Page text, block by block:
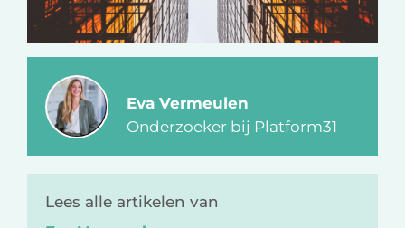
Eva Vermeulen
Onderzoeker bij Platform31
Lees alle artikelen van